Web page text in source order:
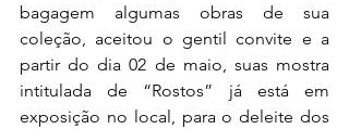
bagagem algumas obras de sua
coleção, aceitou o gentil convite e a
partir do dia 02 de maio, suas mostra
intitulada de “Rostos” já está em
exposição no local, para o deleite dos